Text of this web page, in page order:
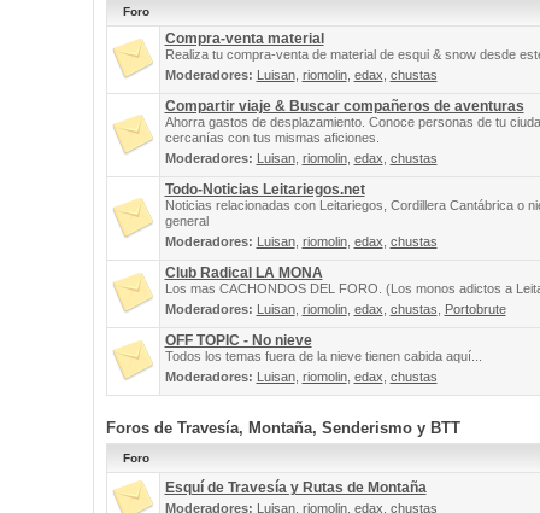
Foro
Compra-venta material
Realiza tu compra-venta de material de esqui & snow desde
Moderadores: Luisan, riomolin, edax chustas
Compartir viaje & Buscar compañeros de aventuras
Ahorra gastos de desplazamiento. Conoce personas de tu
cercanías con tus mismas aficiones.
Moderadores: Luisan, riomolin, edax chustas
Todo-Noticias Leitariegos.net
Noticias relacionadas con Leitariegos, Cordillera Cantábrica o
general
Moderadores: Luisan, riomolin, edax chustas
Club Radical LA MONA
Los mas CACHONDOS DEL FORO. (Los monos adictos a
Moderadores: Luisan, riomolin, edax chustas Portobrute
OFF TOPIC - No nieve
Todos los temas fuera de la nieve tienen cabida aquí...
Moderadores: Luisan, riomolin, edax chustas
Foros de Travesía, Montaña, Senderismo y BTT
Foro
Esquí de Travesía y Rutas de Montaña
Moderadores: Luisan, riomolin, edax chustas